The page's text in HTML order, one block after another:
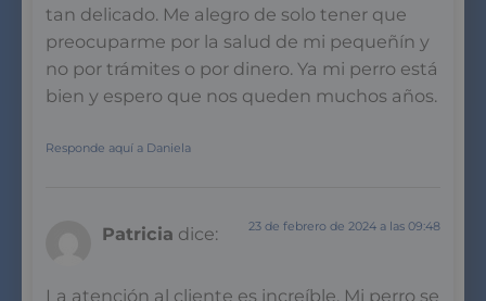
tan delicado. Me alegro de solo tener que
preocuparme por la salud de mi pequeñín y
no por trámites o por dinero. Ya mi perro está
bien y espero que nos queden muchos años.
Responde aquí a Daniela
Patricia dice: 23 de febrero de 2024 a las 09:48
La atención al cliente es increíble. Mi perro se